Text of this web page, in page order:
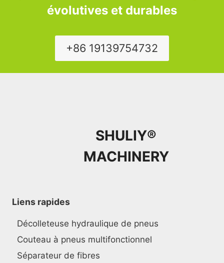
évolutives et durables
+86 19139754732
SHULIY®
MACHINERY
Liens rapides
Décolleteuse hydraulique de pneus
Couteau à pneus multifonctionnel
Séparateur de fibres